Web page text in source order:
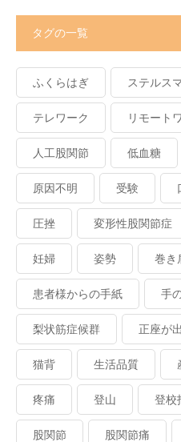
タグの一覧
ふくらはぎ ステルス
テレワーク リモート
人工股関節 低血糖
原因不明 受験
圧挫 変形性股関節症
妊婦 姿勢 巻き
患者様からの手紙 手
梨状筋症候群 正座が
猫背 生活品質
疼痛 登山 登校
股関節 股関節痛